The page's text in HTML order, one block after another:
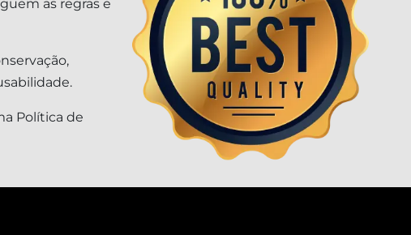
as regras e
Política de